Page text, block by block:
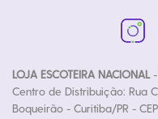
LOJA ESCOTEIRA NACIONAL-
Centro de Distribuição: Rua
Boqueirão - Curitiba/PR -